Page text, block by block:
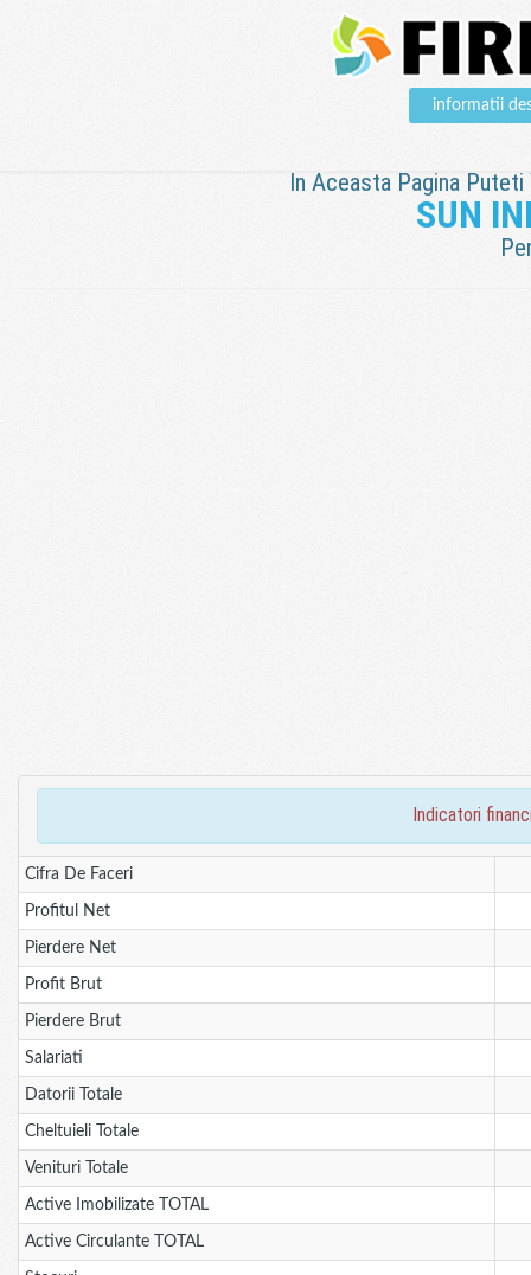
informatii
In Aceasta Pagina
SUN
indicatori
Cifra De Faceri
Profitul Net
Pierdere Net
Profit Brut
Pierdere Brut
Salariati
Datorii Totale
Cheltuieli Totale
Venituri Totale
Active Imobilizate TOTAL
Active Circulante TOTAL